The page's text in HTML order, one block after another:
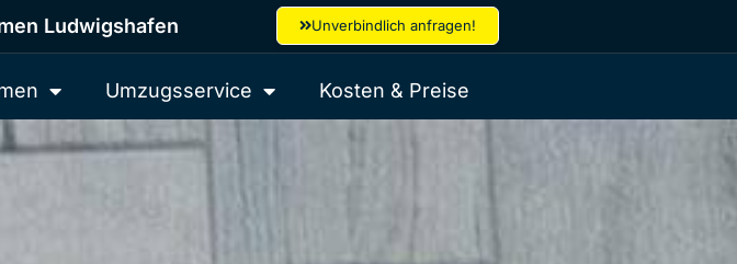
Ludwigshafen Unverbindlich anfragen!
Umzugsservice Kosten & Preise